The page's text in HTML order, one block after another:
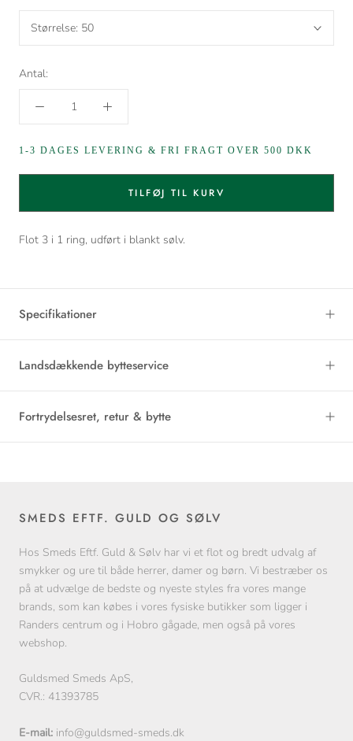
Størrelse: 50
Antal:
1-3 DAGES LEVERING & FRI FRAGT OVER 500 DKK
TILFØJ TIL KURV
Flot 3 i 1 ring, udført i blankt sølv.
Specifikationer
Landsdækkende bytteservice
Fortrydelsesret, retur & bytte
SMEDS EFTF. GULD OG SØLV
Hos Smeds Eftf. Guld & Sølv har vi et flot og bredt udvalg af
smykker og ure til både herrer, damer og børn. Vi bestræber os
på at udvælge de bedste og nyeste styles fra vores mange
brands, som kan købes i vores fysiske butikker som ligger i
Randers centrum og i Hobro gågade, men også på vores
webshop.
Guldsmed Smeds ApS,
CVR.: 41393785
E-mail: info@guldsmed-smeds.dk